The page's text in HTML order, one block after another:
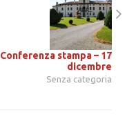
Conferenza stampa – 17
dicembre
Senza categoria